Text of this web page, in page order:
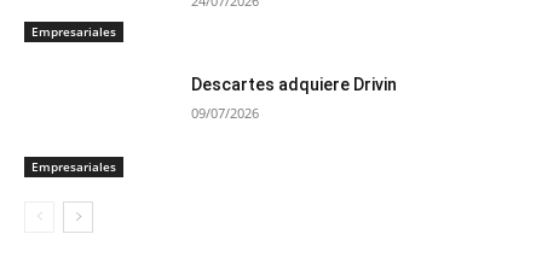
Empresariales
Empresariales
Descartes adquiere Drivin
09/07/2026